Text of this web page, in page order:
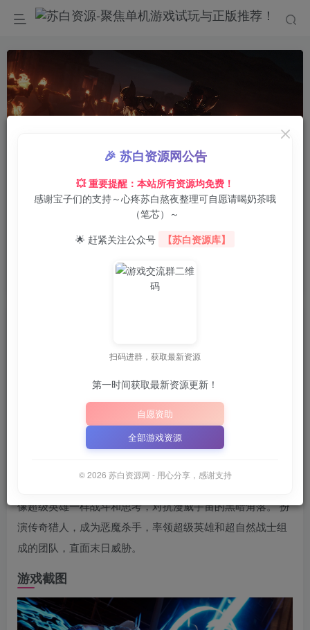
00:00/02:24 speed
电脑游戏 角色扮演 正文
Suns HYPERVISOR-修复4月22日后无法玩
议收藏本站，方便获取最新资源 解压密码：
WWW.XDGAME.COM
像超级英雄一样战斗和思考，对抗漫威宇宙的黑暗角落。 扮
演传奇猎人，成为恶魔杀手，率领超级英雄和超自然战士组
成的团队，直面末日威胁。
游戏截图
🎉 苏白资源网公告
💥 重要提醒：本站所有资源均免费！
感谢宝子们的支持～心疼苏白熬夜整理可自愿请喝奶茶哦
（笔芯）～
🌟 赶紧关注公众号
【苏白资源库】
扫码进群，获取最新资源
第一时间获取最新资源更新！
自愿资助
全部游戏资源
© 2026 苏白资源网 - 用心分享，感谢支持